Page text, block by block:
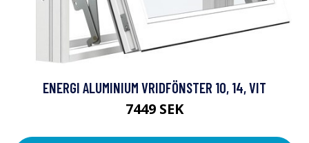
ENERGI ALUMINIUM VRIDFÖNSTER 10, 14, VIT
7449 SEK